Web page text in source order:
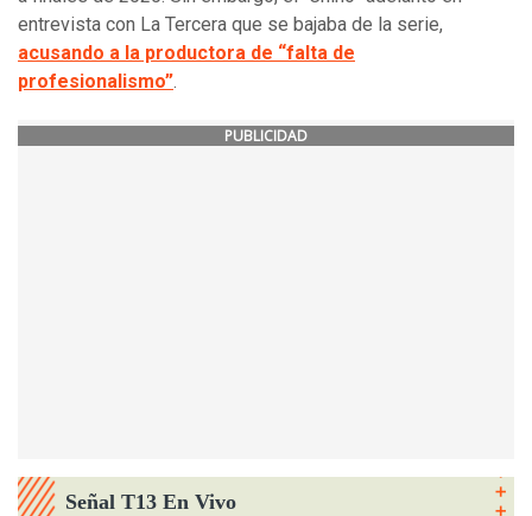
entrevista con La Tercera que se bajaba de la serie,
acusando a la productora de “falta de
profesionalismo”.
PUBLICIDAD
Señal T13 En Vivo